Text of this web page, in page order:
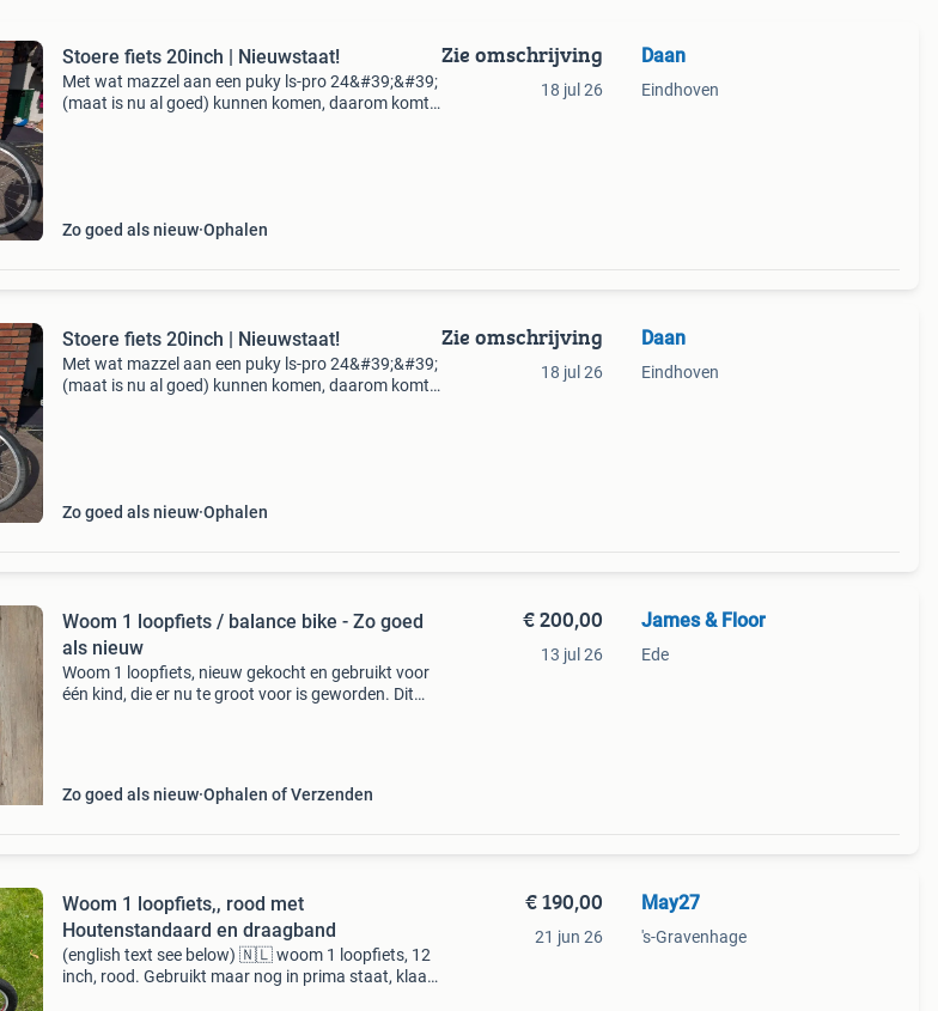
Stoere fiets 20inch | Nieuwstaat!
Met wat mazzel aan een puky ls-pro 24&#39;&#39;
(maat is nu al goed) kunnen komen, daarom komt
Zo goed als nieuw Ophalen
Zie omschrijving
18 jul 26
Daan
Eindhoven
Stoere fiets 20inch | Nieuwstaat!
Met wat mazzel aan een puky ls-pro 24&#39;&#39;
(maat is nu al goed) kunnen komen, daarom komt
Zo goed als nieuw Ophalen
Zie omschrijving
18 jul 26
Daan
Eindhoven
Woom 1 loopfiets / balance bike - Zo goed
als nieuw
Woom 1 loopfiets, nieuw gekocht en gebruikt voor
één kind, die er nu te groot voor is geworden. Dit
Zo goed als nieuw Ophalen of Verzenden
€ 200,00
13 jul 26
James & Floor
Ede
Woom 1 loopfiets,, rood met
Houtenstandaard en draagband
(english text see below) 🇳🇱 woom 1 loopfiets, 12
inch, rood. Gebruikt maar nog in prima staat, klaar
€ 190,00
21 jun 26
May27
's-Gravenhage